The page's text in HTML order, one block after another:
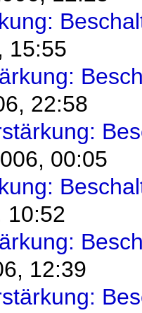
15:55
22:58
00:05
10:52
12:39